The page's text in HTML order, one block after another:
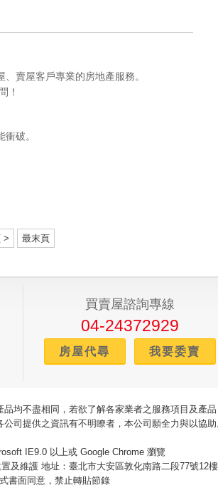
賣屋客戶專業的房地產服務。
！
破。
> 最末頁
買賣屋諮詢專線
04-24372929
房屋代尋 我要委賣
均不盡相同，若欲了解各家業者之服務項目及產
司提供之資訊有不明瞭者，本公司願全力與以協助
IE9.0 以上或 Google Chrome 瀏覽
及維護 地址：臺北市大安區敦化南路二段77號12樓
書面同意，禁止轉貼節錄